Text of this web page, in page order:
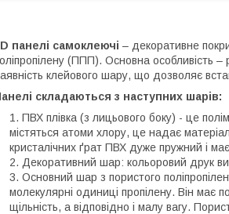
панелі самоклеючі – декоративне
(ППП). Основна особливість
клейового шару, що дозволяє
складаються з наступних шарів:
ПВХ плівка (з лицьового боку) - це
містяться атоми хлору, це надає
кристалічних ґрат ПВХ дуже пружний і
Декоративний шар: кольоровий друк
Основний шар з пористого
молекулярні одиниці пропілену. Він має
щільність, а відповідно і малу вагу.